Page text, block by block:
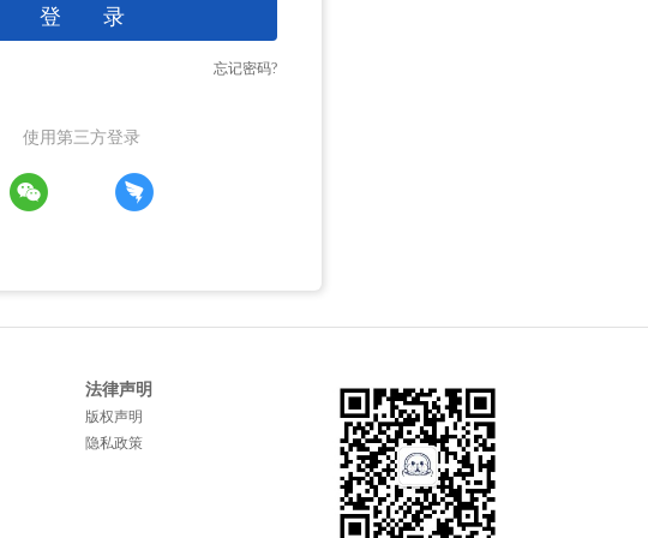
登 录
忘记密码?
使用第三方登录
法律声明
版权声明
隐私政策